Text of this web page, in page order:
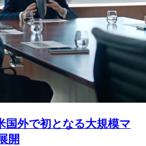
国外で初となる大規模マ
開